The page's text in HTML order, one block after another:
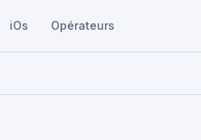
iOs Opérateurs